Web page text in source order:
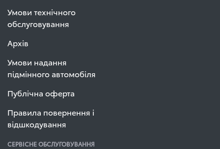
Умови технічного
обслуговування
Архів
Умови надання
підмінного автомобіля
Публічна оферта
Правила повернення і
відшкодування
СЕРВІСНЕ ОБСЛУГОВУВАННЯ